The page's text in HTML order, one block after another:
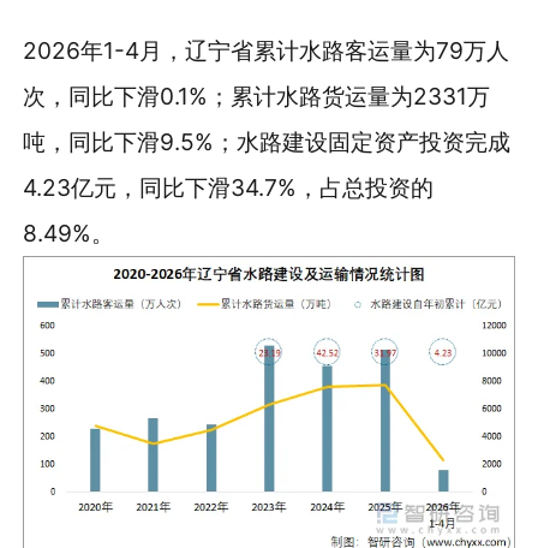
2026年1-4月，辽宁省累计水路客运量为79万人
次，同比下滑0.1%；累计水路货运量为2331万
吨，同比下滑9.5%；水路建设固定资产投资完成
4.23亿元，同比下滑34.7%，占总投资的
8.49%。